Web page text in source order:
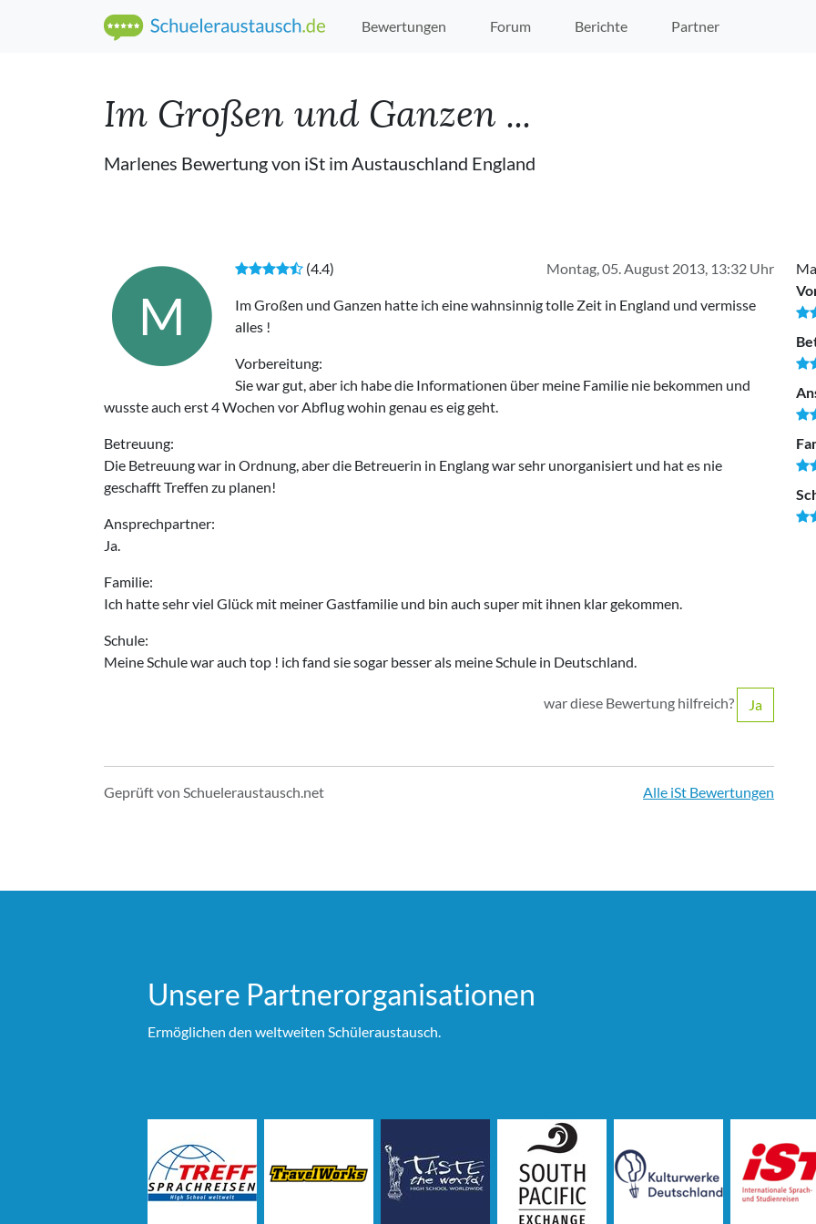
Bewertungen Forum Berichte Partner
Im Großen und Ganzen ...
Marlenes Bewertung von iSt im Austauschland England
M
Montag, 05. August 2013, 13:32 Uhr
(4.4)
Im Großen und Ganzen hatte ich eine wahnsinnig tolle Zeit in England und vermisse
alles !
Vorbereitung:
Sie war gut, aber ich habe die Informationen über meine Familie nie bekommen und
wusste auch erst 4 Wochen vor Abflug wohin genau es eig geht.
Betreuung:
Die Betreuung war in Ordnung, aber die Betreuerin in Englang war sehr unorganisiert und hat es nie
geschafft Treffen zu planen!
Ansprechpartner:
Ja.
Familie:
Ich hatte sehr viel Glück mit meiner Gastfamilie und bin auch super mit ihnen klar gekommen.
Schule:
Meine Schule war auch top ! ich fand sie sogar besser als meine Schule in Deutschland.
war diese Bewertung hilfreich? Ja
Geprüft von Schueleraustausch.net Alle iSt Bewertungen
Unsere Partner­organi­sationen
Ermöglichen den weltweiten Schüleraustausch.